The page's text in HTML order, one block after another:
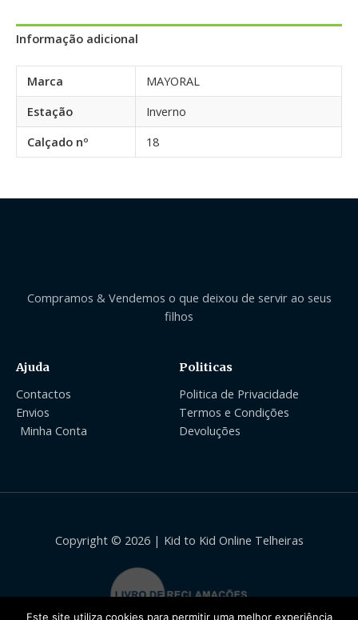
Informação adicional
Marca
MAYORAL
Estação
Inverno
Calçado nº
18
Compramos & Vendemos o que deixou de servir ao seus
filhos
Ajuda
Contactos
Envios
Minha Conta
Politicas
Politica de Privacidade
Termos e Condições
Devoluções
Copyright © 2026 | Kid to Kid Online Telheiras
Este site utiliza cookies para permitir uma melhor experiência